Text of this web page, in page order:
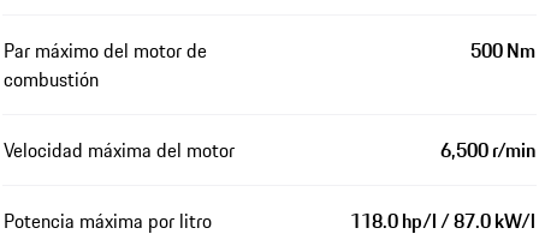
Par máximo del motor de
combustión
500 Nm
Velocidad máxima del motor 6,500 r/min
Potencia máxima por litro 118.0 hp/l / 87.0 kW/l